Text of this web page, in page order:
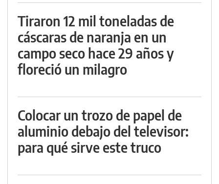
Tiraron 12 mil toneladas de
cáscaras de naranja en un
campo seco hace 29 años y
floreció un milagro
Colocar un trozo de papel de
aluminio debajo del televisor:
para qué sirve este truco